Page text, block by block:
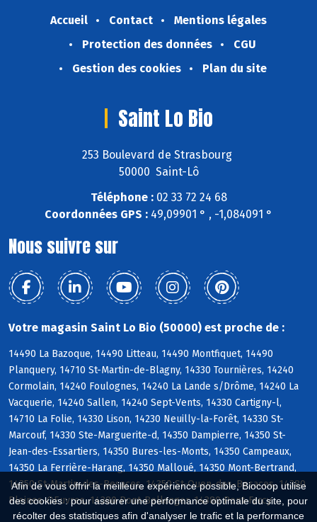
Afin de vous offrir la meilleure expérience possible, Biocoop utilise
des cookies : pour assurer une performance optimale du site, pour
récolter des statistiques afin d'analyser le trafic et la performance
Accueil Contact
Mentions légales
Protection des données
CGU
Gestion des cookies
Plan du site
Saint Lo Bio
253 Boulevard de Strasbourg
50000 Saint-Lô
Téléphone :02 33 72 24 68
Coordonnées GPS : 49,09901 ° , -1,084091 °
Nous suivre sur
Votre magasin Saint Lo Bio (50000) est proche de :
14490 La Bazoque, 14490 Litteau, 14490 Montfiquet, 14490
Planquery, 14710 St-Martin-de-Blagny, 14330 Tournières, 14240
Cormolain, 14240 Foulognes, 14240 La Lande s/Drôme, 14240 La
Vacquerie, 14240 Sallen, 14240 Sept-Vents, 14330 Cartigny-l,
14710 La Folie, 14330 Lison, 14230 Neuilly-la-Forêt, 14330 St-
Marcouf, 14330 Ste-Marguerite-d, 14350 Dampierre, 14350 St-
Jean-des-Essartiers, 14350 Bures-les-Monts, 14350 Campeaux,
14350 La Ferrière-Harang, 14350 Malloué, 14350 Mont-Bertrand,
14350 St-Martin-des-Besaces, 14350 St-Ouen-des-Besaces, 14380
Pleines-OEuvres, 14380 Pont-Bellanger, 14380 Pont-Farcy